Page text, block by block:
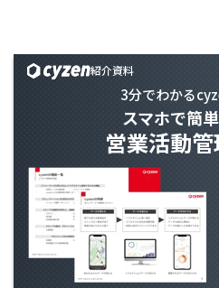
紹介資料
3分でわかる
スマホで簡
営業活動